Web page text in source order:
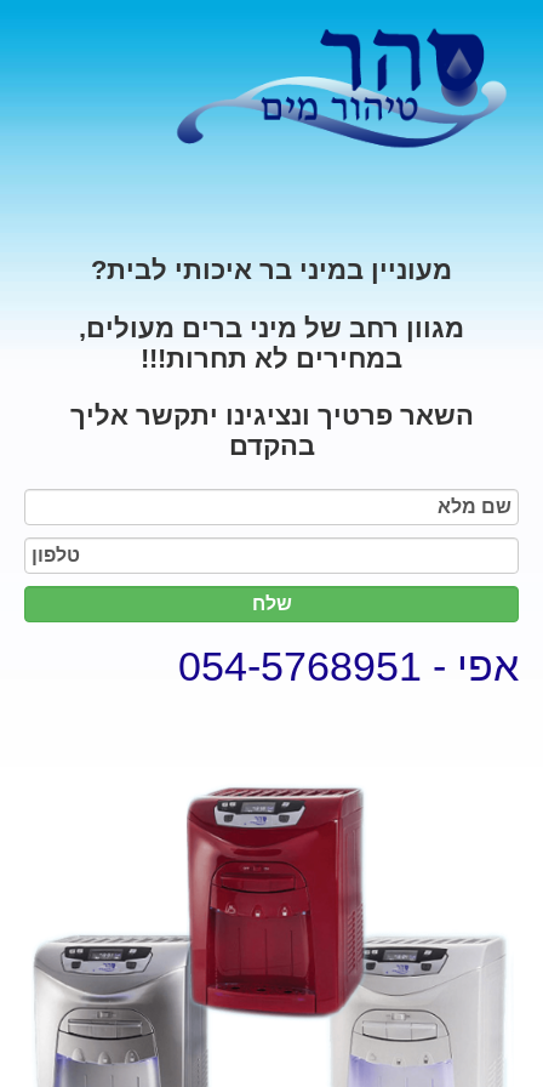
מעוניין במיני בר איכותי לבית?
מגוון רחב של מיני ברים מעולים,
במחירים לא תחרות!!!
השאר פרטיך ונציגינו יתקשר אליך
בהקדם
אפי - 054-5768951